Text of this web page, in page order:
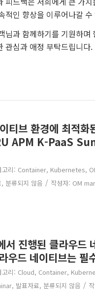
적인 향상을 이루어나갈
님과 함께하기를 기원하며
관심과 애정 부탁드립니다.
티브 환경에 최적화
APM K-PaaS
고리: Container, Kubernetes,
, 분류되지 않음 / 작성자: OM
서 진행된 클라우드
우드 네이티브는 필
고리: Cloud, Container,
, 발표자료, 분류되지 않음 /